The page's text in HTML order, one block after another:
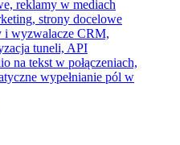
reklamy w mediach
strony docelowe
i wyzwalacze CRM,
tuneli, API
na tekst w połączeniach,
wypełnianie pól w